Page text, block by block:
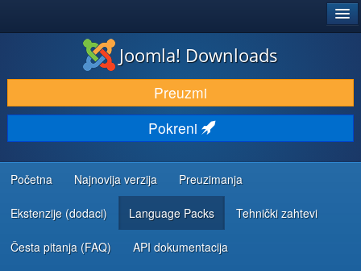
PREUZIMANJE I PROŠIRENJA (EKSTENZIJE)
OTKRIJTE I NAUČITE
ZAJEDNICA I PODRŠKA
RESURSI ZA RAZVOJ
Joomla! Downloads
Preuzmi
Pokreni
Početna Najnovija verzija Preuzimanja
Ekstenzije (dodaci) Language Packs Tehnički zahtevi
Česta pitanja (FAQ) API dokumentacija